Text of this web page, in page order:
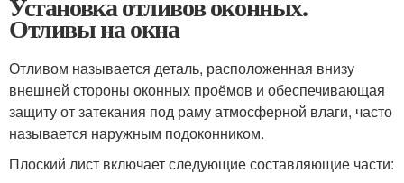
Отливы на окна
Отливом называется деталь, расположенная внизу
внешней стороны оконных проёмов и обеспечивающая
защиту от затекания под раму атмосферной влаги, часто
называется наружным подоконником.
Плоский лист включает следующие составляющие части: